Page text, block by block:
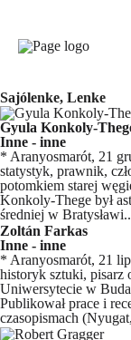
Sajólenke, Lenke
Gyula Konkoly-
Inne - inne
* Aranyosmarót, 21
statystyk, prawnik,
potomkiem starej
Konkoly-Thege był
średniej w
Zoltán Farkas
Inne - inne
* Aranyosmarót, 21
historyk sztuki, pisarz
Uniwersytecie w
Publikował prace i
czasopismach